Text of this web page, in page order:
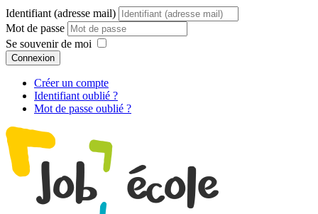
Identifiant (adresse mail)
Mot de passe
Se souvenir de moi
Connexion
Créer un compte
Identifiant oublié ?
Mot de passe oublié ?